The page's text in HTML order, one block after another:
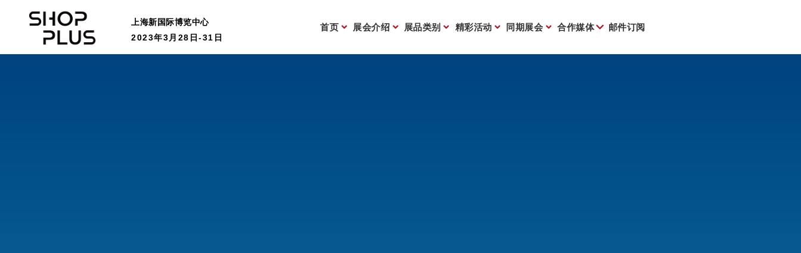
上海新国际博览中心
2023年3月28日-31日
首页 展会介绍 展品类别 精彩活动 同期展会 合作媒体 邮件订阅